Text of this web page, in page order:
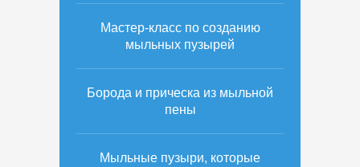
Мастер-класс по созданию
мыльных пузырей
Борода и прическа из мыльной
пены
Мыльные пузыри, которые